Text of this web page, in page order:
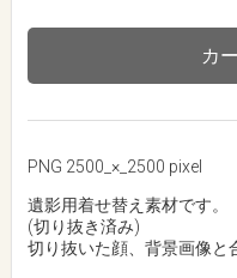
カ
PNG 2500_×_2500 pixel
遺影用着せ替え素材です。
(切り抜き済み)
切り抜いた顔、背景画像と